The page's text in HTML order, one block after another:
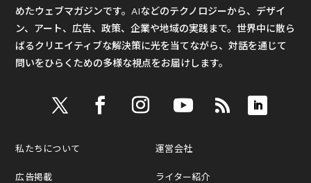
めたウェブマガジンです。AIなどのテクノロジーから、デザイ
ン、アート、広告、政策、企業や地域の実践まで。世界中に散ら
ばるクリエイティブな解決策に光を当てながら、対話を通じて
問いをひらくための多様な視点をお届けします。
私たちについて
広告掲載
運営会社
ライター紹介